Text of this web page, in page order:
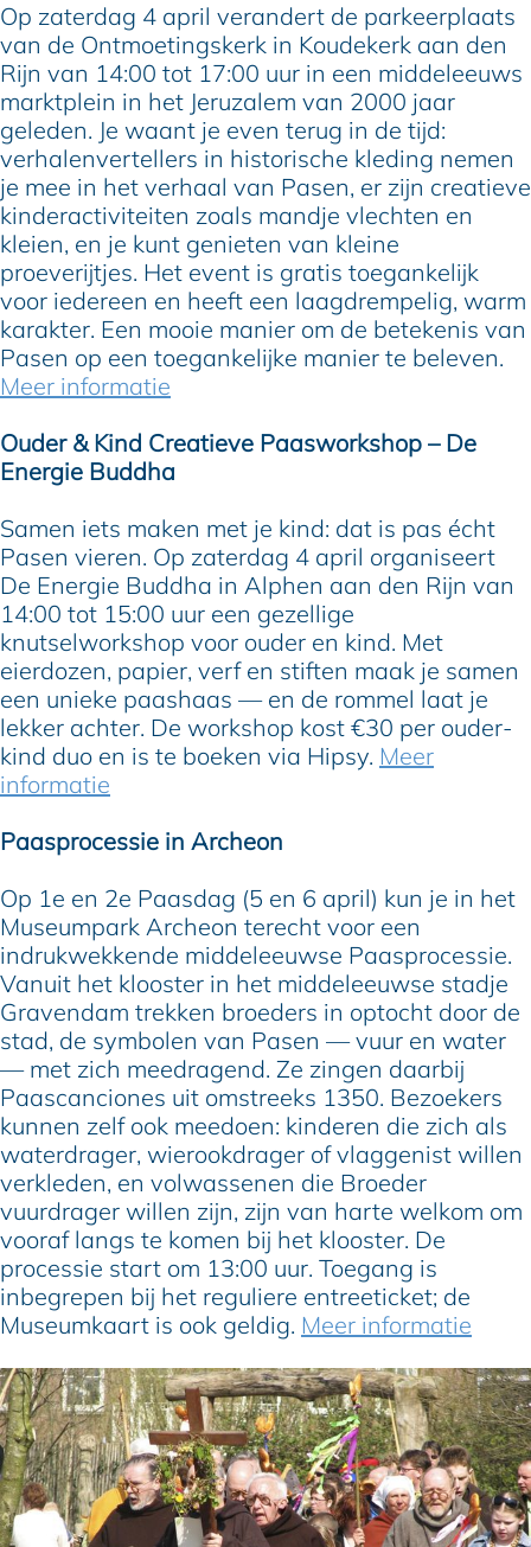
Op zaterdag 4 april verandert de parkeerplaats
van de Ontmoetingskerk in Koudekerk aan den
Rijn van 14:00 tot 17:00 uur in een middeleeuws
marktplein in het Jeruzalem van 2000 jaar
geleden. Je waant je even terug in de tijd:
verhalenvertellers in historische kleding nemen
je mee in het verhaal van Pasen, er zijn creatieve
kinderactiviteiten zoals mandje vlechten en
kleien, en je kunt genieten van kleine
proeverijtjes. Het event is gratis toegankelijk
voor iedereen en heeft een laagdrempelig, warm
karakter. Een mooie manier om de betekenis van
Pasen op een toegankelijke manier te beleven.
Meer informatie
Ouder & Kind Creatieve Paasworkshop – De
Energie Buddha
Samen iets maken met je kind: dat is pas écht
Pasen vieren. Op zaterdag 4 april organiseert
De Energie Buddha in Alphen aan den Rijn van
14:00 tot 15:00 uur een gezellige
knutselworkshop voor ouder en kind. Met
eierdozen, papier, verf en stiften maak je samen
een unieke paashaas — en de rommel laat je
lekker achter. De workshop kost €30 per ouder-
kind duo en is te boeken via Hipsy. Meer
informatie
Paasprocessie in Archeon
Op 1e en 2e Paasdag (5 en 6 april) kun je in het
Museumpark Archeon terecht voor een
indrukwekkende middeleeuwse Paasprocessie.
Vanuit het klooster in het middeleeuwse stadje
Gravendam trekken broeders in optocht door de
stad, de symbolen van Pasen — vuur en water
— met zich meedragend. Ze zingen daarbij
Paascanciones uit omstreeks 1350. Bezoekers
kunnen zelf ook meedoen: kinderen die zich als
waterdrager, wierookdrager of vlaggenist willen
verkleden, en volwassenen die Broeder
vuurdrager willen zijn, zijn van harte welkom om
vooraf langs te komen bij het klooster. De
processie start om 13:00 uur. Toegang is
inbegrepen bij het reguliere entreeticket; de
Museumkaart is ook geldig. Meer informatie